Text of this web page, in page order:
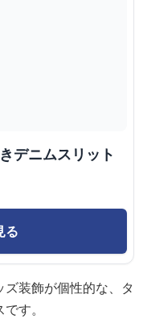
デニムスリット
る
装飾が個性的な、タ
す。